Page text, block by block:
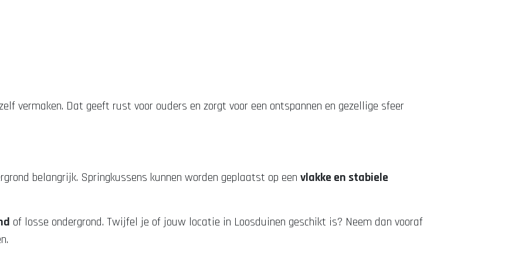
vermaken. Dat geeft rust voor ouders en zorgt voor een ontspannen en gezellige sfeer
belangrijk. Springkussens kunnen worden geplaatst op een vlakke en stabiele
of losse ondergrond. Twijfel je of jouw locatie in Loosduinen geschikt is? Neem dan vooraf